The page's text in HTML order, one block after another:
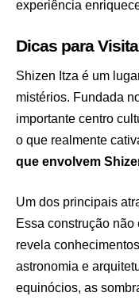
experiência
Dicas para
Shizen Itza é um
mistérios. Fundada
importante centro
o que realmente
que envolvem
Um dos principais
Essa construção
revela
astronomia e
equinócios, as